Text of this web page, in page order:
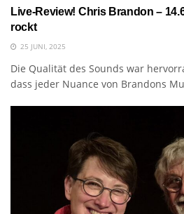
Live-Review! Chris Brandon –
rockt
25 JUNI, 2025
Die Qualität des Sounds war
dass jeder Nuance von Brandons